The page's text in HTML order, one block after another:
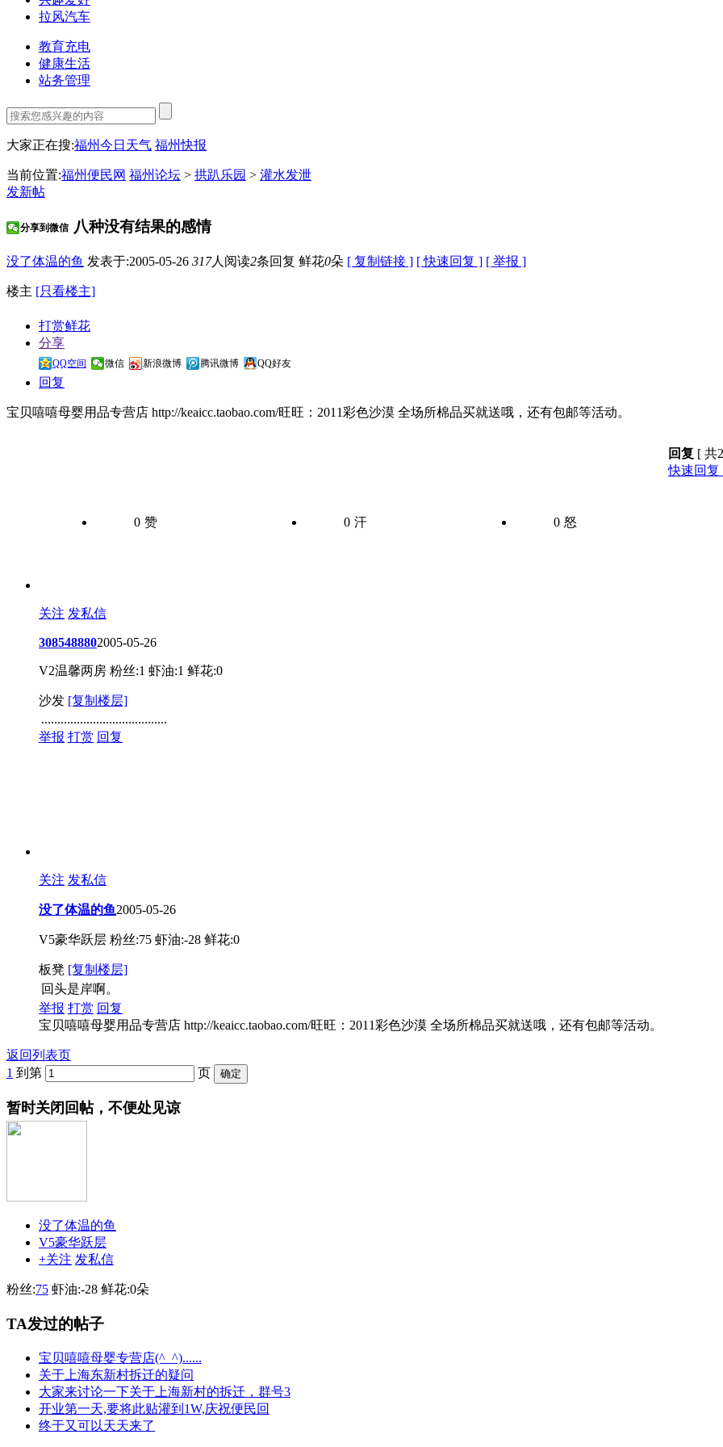
拉风汽车
教育充电
健康生活
站务管理
大家正在搜:福州今日天气 福州快报
当前位置:福州便民网 福州论坛 > 拱趴乐园 > 灌水发泄
发新帖
八种没有结果的感情
分享到微信
没了体温的鱼 发表于:2005-05-26 317人阅读2条回复 鲜花0朵 [ 复制链接 ] [ 快速回复 ] [ 举报 ]
楼主 [只看楼主]
打赏鲜花
分享
QQ空间 微信 新浪微博 腾讯微博 QQ好友
回复
宝贝嘻嘻母婴用品专营店 http://keaicc.taobao.com/旺旺：2011彩色沙漠 全场所棉品买就送哦，还有包邮等活动。
0 赞 0 汗 0 怒
回复 [ 共
快速回复
关注 发私信
3085488802005-05-26
V2温馨两房 粉丝:1 虾油:1 鲜花:0
沙发 [复制楼层]
.......................................
举报 打赏 回复
关注 发私信
没了体温的鱼2005-05-26
V5豪华跃层 粉丝:75 虾油:-28 鲜花:0
板凳 [复制楼层]
回头是岸啊。
举报 打赏 回复
宝贝嘻嘻母婴用品专营店 http://keaicc.taobao.com/旺旺：2011彩色沙漠 全场所棉品买就送哦，还有包邮等活动。
返回列表页
1 到第 页
暂时关闭回帖，不便处见谅
没了体温的鱼
V5豪华跃层
+关注 发私信
粉丝:75 虾油:-28 鲜花:0朵
TA发过的帖子
宝贝嘻嘻母婴专营店(^_^)......
关于上海东新村拆迁的疑问
大家来讨论一下关于上海新村的拆迁，群号3
开业第一天,要将此贴灌到1W,庆祝便民回
终于又可以天天来了